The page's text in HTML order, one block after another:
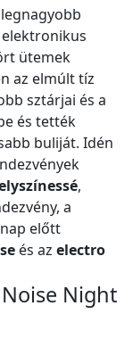
ütemek
az elmúlt tíz
sztárjai és a
és tették
buliját. Idén
,
a
nap előtt
és az electro
Noise Night